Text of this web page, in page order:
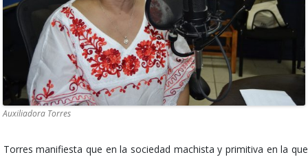
Auxiliadora Torres
Torres manifiesta que en la sociedad machista y primitiva en la que